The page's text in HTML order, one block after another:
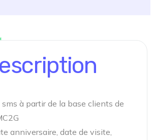
à partir de la base clients de
anniversaire, date de visite,